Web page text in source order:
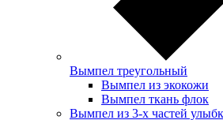
Вымпел треугольный
Вымпел из экокожи
Вымпел ткань флок
Вымпел из 3-х частей